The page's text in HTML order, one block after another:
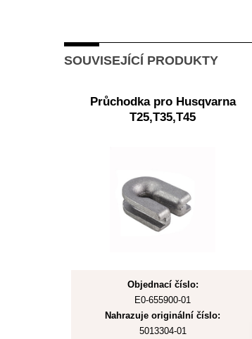
SOUVISEJÍCÍ PRODUKTY
Průchodka pro Husqvarna
T25,T35,T45
Objednací číslo:
E0-655900-01
Nahrazuje originální číslo:
5013304-01